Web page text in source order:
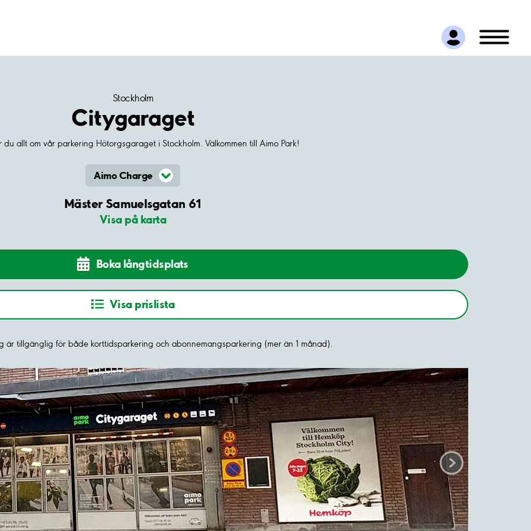
Stockholm
Citygaraget
du allt om vår parkering Hötorgsgaraget i Stockholm. Välkommen till Aimo Park!
Aimo Charge
Mäster Samuelsgatan 61
Visa på karta
Boka långtidsplats
Visa prislista
är tillgänglig för både korttidsparkering och abonnemangsparkering (mer än 1 månad).